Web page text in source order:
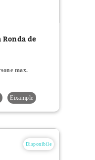
de
max.
Eixample
Disponibile